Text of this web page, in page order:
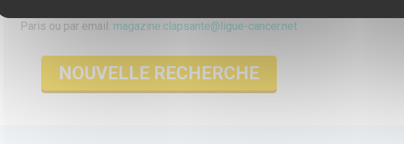
La Ligue contre le cancer - Service Prévention - 14 rue Corvisart - 75013
Paris ou par email: magazine.clapsante@ligue-cancer.net
NOUVELLE RECHERCHE